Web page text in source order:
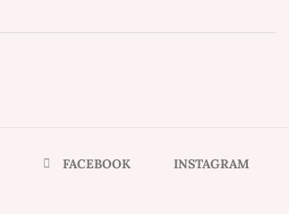
FACEBOOK INSTAGRAM